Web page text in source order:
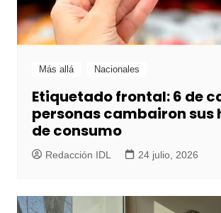
Más allá Nacionales
Etiquetado frontal: 6 de
personas cambairon sus
de consumo
Redacción IDL 24 julio, 2026